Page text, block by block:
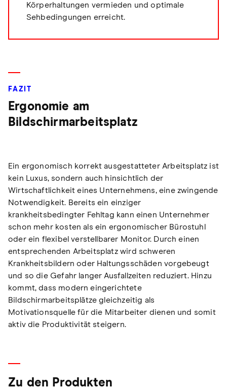
Körperhaltungen vermieden und optimale
Sehbedingungen erreicht.
FAZIT
Ergonomie am
Bildschirmarbeitsplatz
Ein ergonomisch korrekt ausgestatteter Arbeitsplatz ist
kein Luxus, sondern auch hinsichtlich der
Wirtschaftlichkeit eines Unternehmens, eine zwingende
Notwendigkeit. Bereits ein einziger
krankheitsbedingter Fehltag kann einen Unternehmer
schon mehr kosten als ein ergonomischer Bürostuhl
oder ein flexibel verstellbarer Monitor. Durch einen
entsprechenden Arbeitsplatz wird schweren
Krankheitsbildern oder Haltungsschäden vorgebeugt
und so die Gefahr langer Ausfallzeiten reduziert. Hinzu
kommt, dass modern eingerichtete
Bildschirmarbeitsplätze gleichzeitig als
Motivationsquelle für die Mitarbeiter dienen und somit
aktiv die Produktivität steigern.
Zu den Produkten